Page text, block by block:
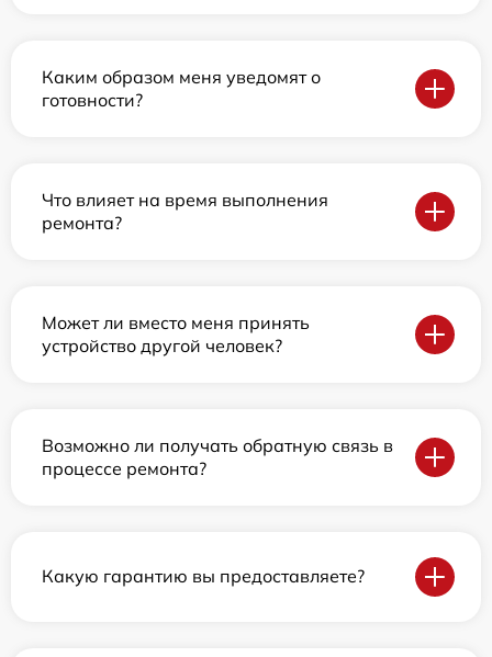
Каким образом меня уведомят о
готовности?
Что влияет на время выполнения
ремонта?
Может ли вместо меня принять
устройство другой человек?
Возможно ли получать обратную связь в
процессе ремонта?
Какую гарантию вы предоставляете?